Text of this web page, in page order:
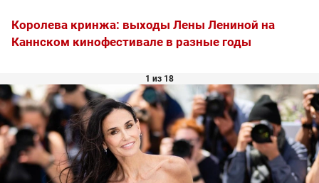
Королева кринжа: выходы Лены Лениной на
Каннском кинофестивале в разные годы
1 из 18